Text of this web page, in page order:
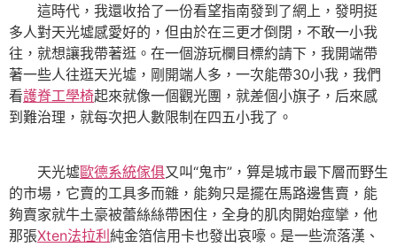
這時代，我還收拾了一份看望指南發到了網上，發明挺
多人對天光墟感愛好的，但由於在三更才倒閉，不敢一小我
往，就想讓我帶著逛。在一個游玩欄目標約請下，我開端帶
著一些人往逛天光墟，剛開端人多，一次能帶30小我，我們
看護脊工學椅起來就像一個觀光團，就差個小旗子，后來感
到難治理，就每次把人數限制在四五小我了。
天光墟歐德系統傢俱又叫“鬼市”，算是城市最下層而野生
的市場，它賣的工具多而雜，能夠只是擺在馬路邊售賣，能
夠賣家就牛土豪被蕾絲絲帶困住，全身的肌肉開始痙攣，他
那張Xten法拉利 純金箔信用卡也發出哀嚎。是一些流落漢、